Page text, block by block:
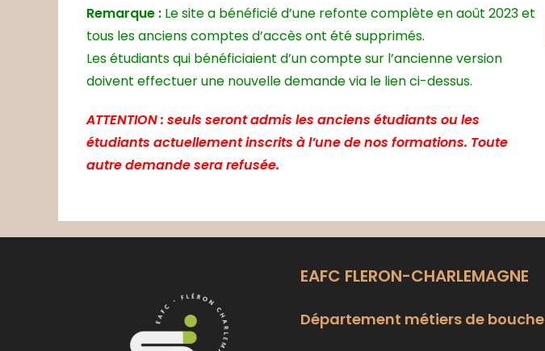
Remarque : Le site a bénéficié d’une refonte complète en août 2023 et
tous les anciens comptes d’accès ont été supprimés.
Les étudiants qui bénéficiaient d’un compte sur l’ancienne version
doivent effectuer une nouvelle demande via le lien ci-dessus.
ATTENTION : seuls seront admis les anciens étudiants ou les
étudiants actuellement inscrits à l’une de nos formations. Toute
autre demande sera refusée.
EAFC FLERON-CHARLEMAGNE
Département métiers de bouche